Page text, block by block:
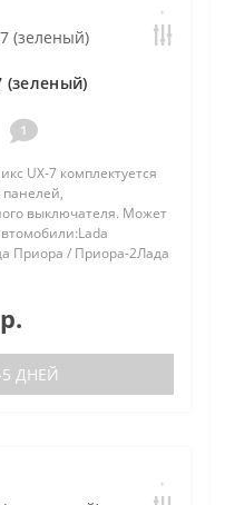
(зеленый)
1
UX-7 комплектуется
выключателя. Может
Приора / Приора-2Лада
ДНЕЙ